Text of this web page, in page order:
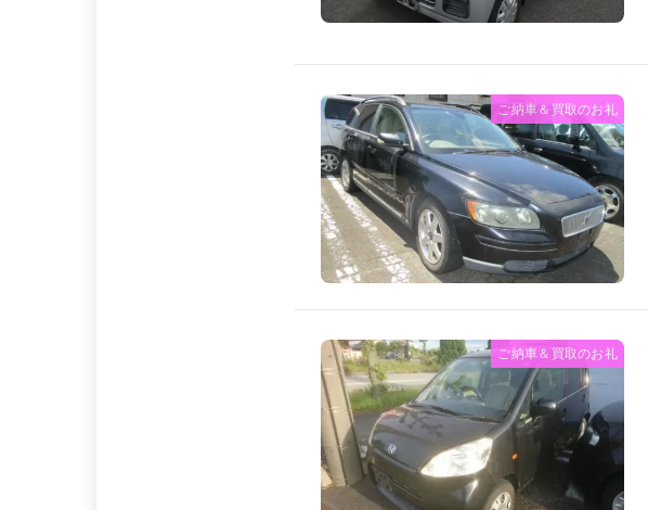
ご納車＆買取のお礼
ご納車＆買取のお礼